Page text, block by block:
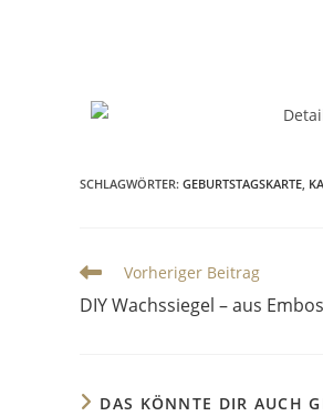
SCHLAGWÖRTER: GEBURTSTAGSKARTE
Vorheriger Beitrag
DIY Wachssiegel – aus
DAS KÖNNTE DIR AUCH